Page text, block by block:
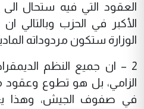
العقود التي فيه ستحال
الأكبر في الحزب وبالتالي
الوزارة ستكون مردوداته
2 – ان جميع النظم
الزامي، بل هو تطوع وعقود
في صفوف الجيش، وهذا